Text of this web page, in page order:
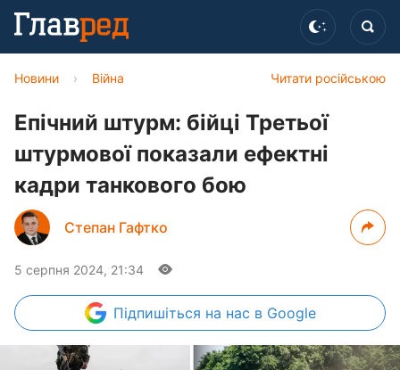
Читати російською
Новини › Війна
Епічний штурм: бійці Третьої
штурмової показали ефектні
кадри танкового бою
Степан Гафтко
5 серпня 2024, 21:34
Підпишіться на нас в Google